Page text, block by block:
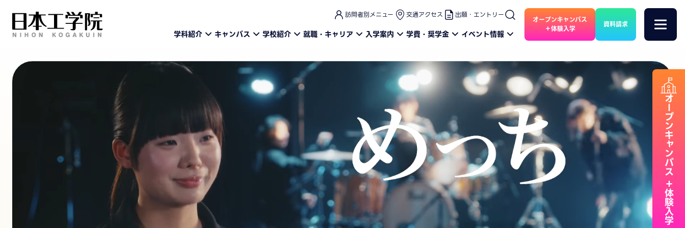
このページの本文へ
訪問者別メニュー 交通アクセス 出願・エントリー
学科紹介 キャンパス 学校紹介 就職・キャリア 入学案内 学費・奨学金 イベント情報
オープンキャンパス
＋体験入学
資料請求
オープンキャンパス
＋体験入学